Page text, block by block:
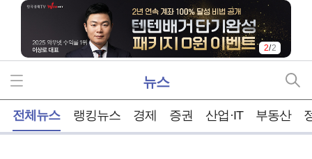
2/2
뉴스
전체뉴스 랭킹뉴스 경제 증권 산업·IT 부동산